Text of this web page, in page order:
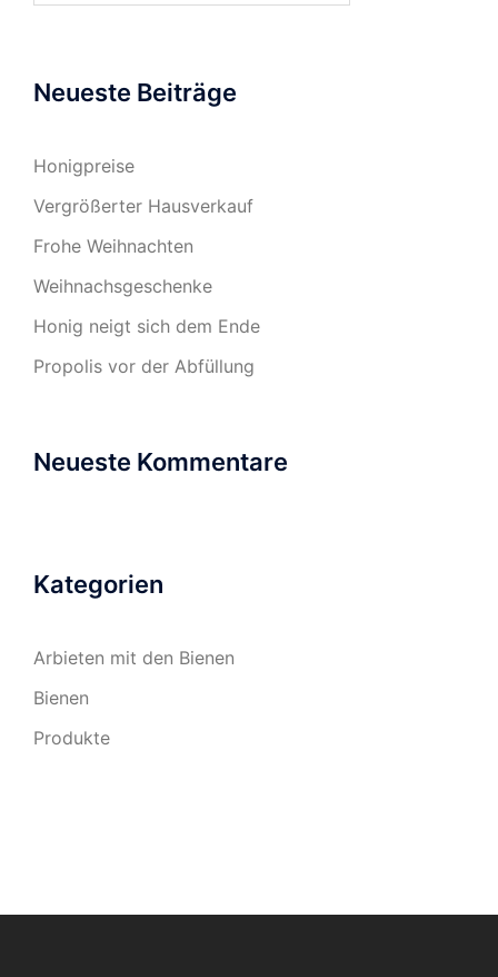
Neueste Beiträge
Honigpreise
Vergrößerter Hausverkauf
Frohe Weihnachten
Weihnachsgeschenke
Honig neigt sich dem Ende
Propolis vor der Abfüllung
Neueste Kommentare
Kategorien
Arbieten mit den Bienen
Bienen
Produkte